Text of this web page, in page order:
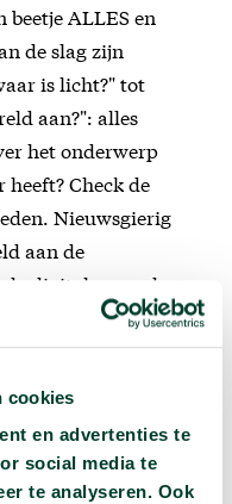
cookies
en advertenties te
social media te
te analyseren. Ook
ALLES en
de slag zijn
is licht?" tot
aan?": alles
het onderwerp
Check de
Nieuwsgierig
aan de
digitale agenda
zoeken tussen al